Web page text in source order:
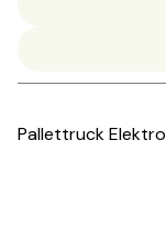
Pallettruck Elektro